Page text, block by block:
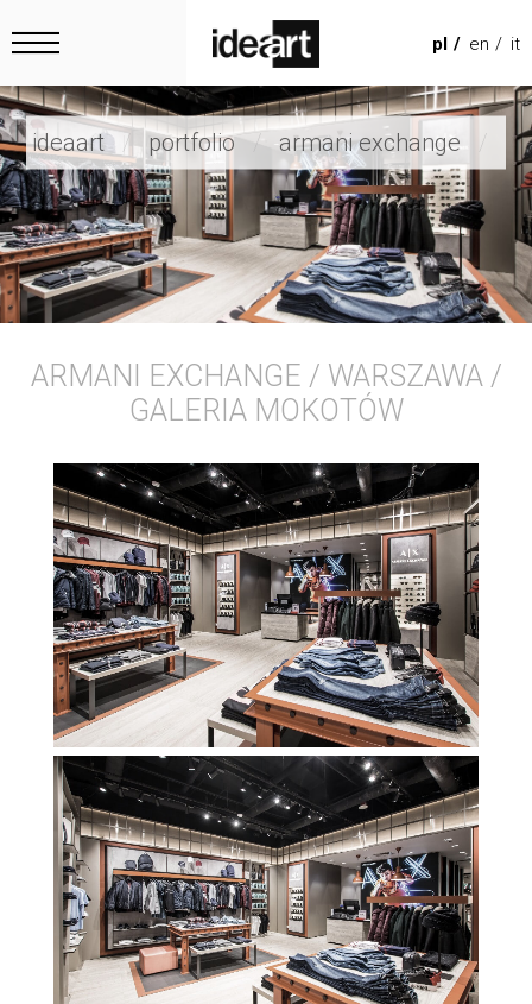
pl en it
ideaart portfolio armani exchange
ARMANI EXCHANGE / WARSZAWA /
GALERIA MOKOTÓW